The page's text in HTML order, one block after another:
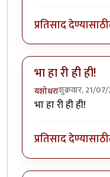
प्रतिसाद देण्यासाठी
भा हा री ही ही!
यशोधराशुक्रवार, 21/
भा हा री ही ही!
प्रतिसाद देण्यासाठी